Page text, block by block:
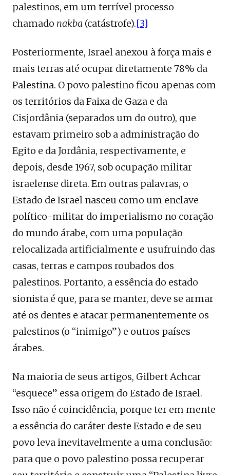
palestinos, em um terrível processo
chamado nakba (catástrofe).[3]
Posteriormente, Israel anexou à força mais e
mais terras até ocupar diretamente 78% da
Palestina. O povo palestino ficou apenas com
os territórios da Faixa de Gaza e da
Cisjordânia (separados um do outro), que
estavam primeiro sob a administração do
Egito e da Jordânia, respectivamente, e
depois, desde 1967, sob ocupação militar
israelense direta. Em outras palavras, o
Estado de Israel nasceu como um enclave
político-militar do imperialismo no coração
do mundo árabe, com uma população
relocalizada artificialmente e usufruindo das
casas, terras e campos roubados dos
palestinos. Portanto, a essência do estado
sionista é que, para se manter, deve se armar
até os dentes e atacar permanentemente os
palestinos (o “inimigo”) e outros países
árabes.
Na maioria de seus artigos, Gilbert Achcar
“esquece” essa origem do Estado de Israel.
Isso não é coincidência, porque ter em mente
a essência do caráter deste Estado e de seu
povo leva inevitavelmente a uma conclusão:
para que o povo palestino possa recuperar